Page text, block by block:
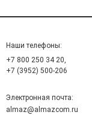
Наши телефоны:
+7 800 250 34 20,
+7 (3952) 500-206
Электронная почта:
almaz@almazcom.ru